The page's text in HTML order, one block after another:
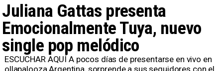
Juliana Gattas presenta
Emocionalmente Tuya, nuevo
single pop melódico
ESCUCHAR AQUÍ A pocos días de presentarse en vivo en